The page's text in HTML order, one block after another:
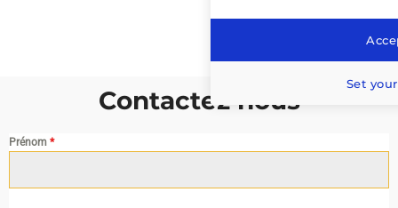
Contactez nous
Prénom *
Set